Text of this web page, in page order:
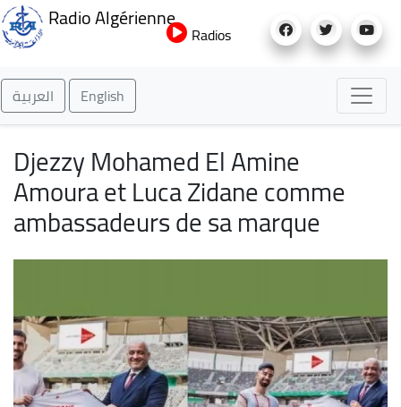
au
Radio Algérienne
Radios
العربية English
Djezzy Mohamed El Amine
Amoura et Luca Zidane comme
ambassadeurs de sa marque